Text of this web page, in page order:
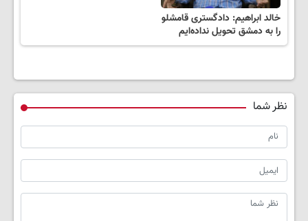
خالد ابراهیم: دادگستری قامشلو
را به دمشق تحویل نداده‌ایم
نظر شما